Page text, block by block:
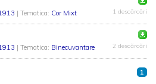
| Tematica: Cor Mixt 1 descărcări
| Tematica: Binecuvantare 2 descărcări
1